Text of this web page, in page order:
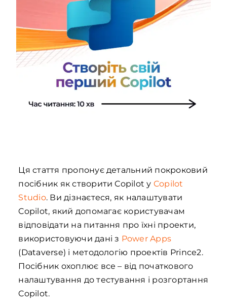
Ця стаття пропонує детальний покроковий
посібник як створити Copilot у Copilot
Studio. Ви дізнаєтеся, як налаштувати
Copilot, який допомагає користувачам
відповідати на питання про їхні проекти,
використовуючи дані з Power Apps
(Dataverse) і методологію проектів Prince2.
Посібник охоплює все – від початкового
налаштування до тестування і розгортання
Copilot.